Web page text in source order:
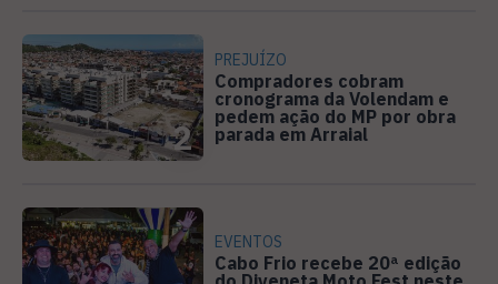
2
PREJUÍZO
Compradores cobram
cronograma da Volendam e
pedem ação do MP por obra
parada em Arraial
EVENTOS
Cabo Frio recebe 20ª edição